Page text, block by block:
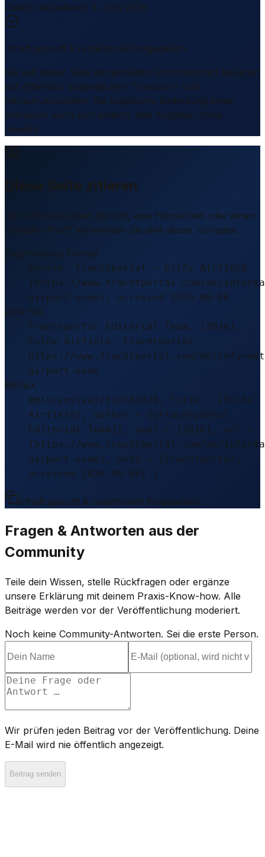
Zuletzt aktualisiert: 5. Juni 2026
Inhalt geprüft & redaktionell freigegeben
Die auf dieser Seite dargestellten Informationen basieren
auf öffentlich zugänglichen Transport- und
Infrastrukturdaten. Die logistische Bedeutung eines
Standorts kann sich ändern. Alle Angaben ohne
Gewähr.
Diese Seite zitieren
Sie schreiben einen Bericht, eine Hausarbeit oder einen
LinkedIn-Post? Verwenden Sie eine dieser Vorlagen.
Empfohlenes Format
Source: Frachtportal – Eslöv Airfield
(https://www.frachtportal.com/de/
airport-esme), accessed 2026-08-06
APA-Stil
Frachtportal Editorial Team. (2026).
Eslöv Airfield. Frachtportal.
https://www.frachtportal.com/de/
airport-esme
BibTeX
@misc{eslvairfield2026, title = {Eslöv
Airfield}, author = {{Frachtportal
Editorial Team}}, year = {2026}, url =
{https://www.frachtportal.com/de/
airport-esme}, note = {Frachtportal,
accessed 2026-08-06} }
Inhalt geprüft & redaktionell freigegeben.
Fragen & Antworten aus der
Community
Teile dein Wissen, stelle Rückfragen oder ergänze
unsere Erklärung mit deinem Praxis-Know-how. Alle
Beiträge werden vor der Veröffentlichung moderiert.
Noch keine Community-Antworten. Sei die erste Person.
Wir prüfen jeden Beitrag vor der Veröffentlichung. Deine
E-Mail wird nie öffentlich angezeigt.
Beitrag senden